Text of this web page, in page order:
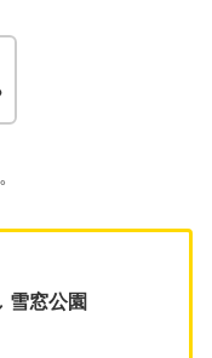
雪窓公園